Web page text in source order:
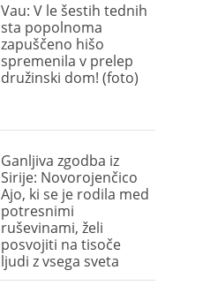
Vau: V le šestih tednih
sta popolnoma
zapuščeno hišo
spremenila v prelep
družinski dom! (foto)
Ganljiva zgodba iz
Sirije: Novorojenčico
Ajo, ki se je rodila med
potresnimi
ruševinami, želi
posvojiti na tisoče
ljudi z vsega sveta